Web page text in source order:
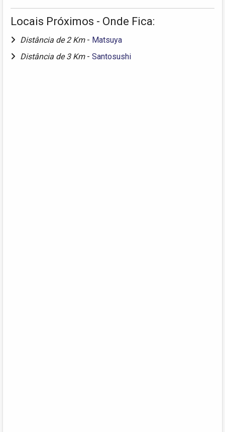
Locais Próximos - Onde Fica:
Distância de 2 Km - Matsuya
Distância de 3 Km - Santosushi